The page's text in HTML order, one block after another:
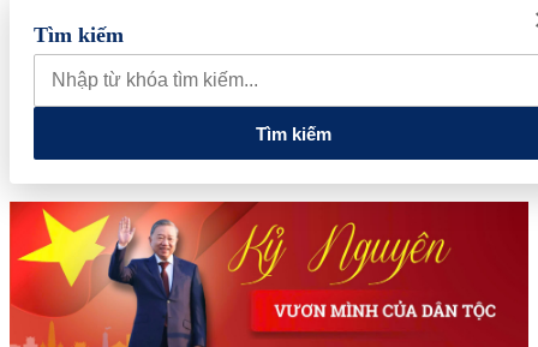
kinh doanh, tìm kiếm doanh nghiệp tiêu biểu trên toàn quốc
chỉ các cửa hàng rau củ quả sạch tại Hà Nội
AI từ công cụ hỗ
trợ đến nâng cao năng lực vận hành và quản trị rủi ro của doanh
nghiệp
Tìm kiếm
Tìm kiếm